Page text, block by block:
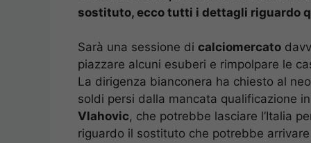
sostituto, ecco tutti i dettagli riguardo
Sarà una sessione di calciomercato
piazzare alcuni esuberi e rimpolpare le
La dirigenza bianconera ha chiesto al
soldi persi dalla mancata qualificazione
Vlahovic, che potrebbe lasciare l’Italia
riguardo il sostituto che potrebbe arrivare